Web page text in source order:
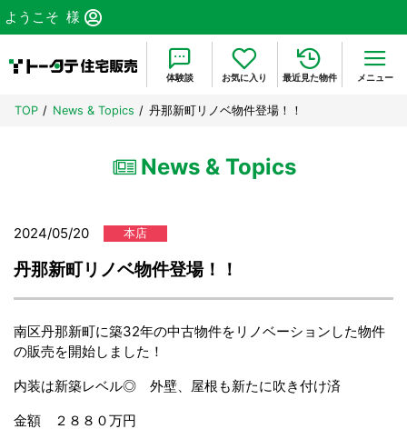
ようこそ 様
体験談 お気に入り 最近見た物件 メニュー
TOP News & Topics 丹那新町リノベ物件登場！！
News & Topics
2024/05/20 本店
丹那新町リノベ物件登場！！
南区丹那新町に築32年の中古物件をリノベーションした物件
の販売を開始しました！
内装は新築レベル◎ 外壁、屋根も新たに吹き付け済
金額 ２８８０万円